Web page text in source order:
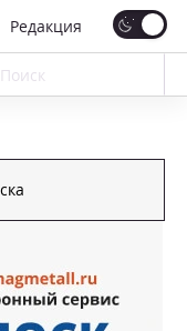
Редакция